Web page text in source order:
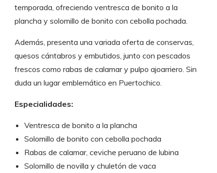
temporada, ofreciendo ventresca de bonito a la
plancha y solomillo de bonito con cebolla pochada.
Además, presenta una variada oferta de conservas,
quesos cántabros y embutidos, junto con pescados
frescos como rabas de calamar y pulpo ajoarriero. Sin
duda un lugar emblemático en Puertochico.
Especialidades:
Ventresca de bonito a la plancha
Solomillo de bonito con cebolla pochada
Rabas de calamar, ceviche peruano de lubina
Solomillo de novilla y chuletón de vaca